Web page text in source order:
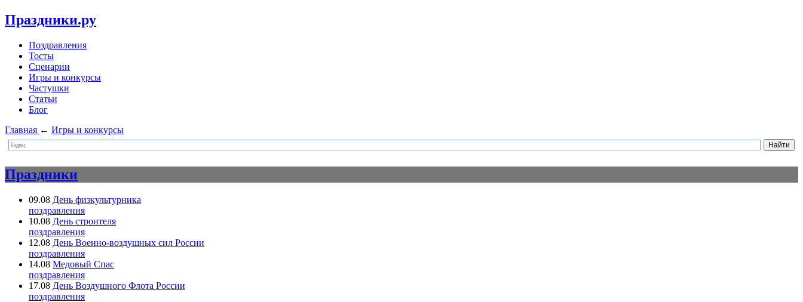
Праздники.ру
Поздравления
Тосты
Сценарии
Игры и конкурсы
Частушки
Статьи
Блог
Главная ← Игры и конкурсы
Праздники
09.08 День физкультурника
поздравления
10.08 День строителя
поздравления
12.08 День Военно-воздушных сил России
поздравления
14.08 Медовый Спас
поздравления
17.08 День Воздушного Флота России
поздравления